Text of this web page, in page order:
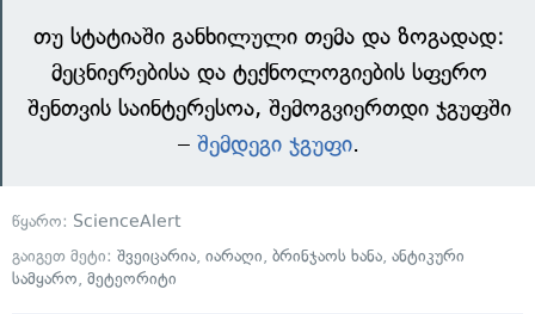
თუ სტატიაში განხილული თემა და ზოგადად:
მეცნიერებისა და ტექნოლოგიების სფერო
შენთვის საინტერესოა, შემოგვიერთდი ჯგუფში
– შემდეგი ჯგუფი.
წყარო: ScienceAlert
გაიგეთ მეტი: შვეიცარია, იარაღი, ბრინჯაოს ხანა, ანტიკური
სამყარო, მეტეორიტი